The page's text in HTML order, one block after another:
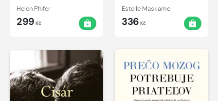
Helen Phifer
299 Kč
Estelle Maskame
336 Kč